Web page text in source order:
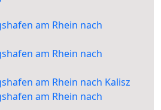
am Rhein nach
am Rhein nach
am Rhein nach Kalisz
am Rhein nach